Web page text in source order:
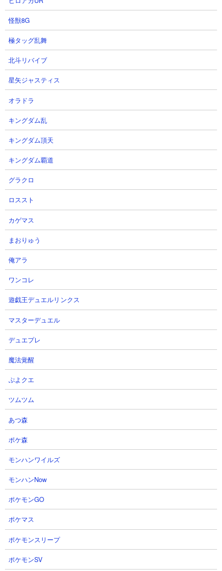
２．ワルプルギスの夜 舞台装置の魔女 XX周目 コ
ラボキャラでサクッと攻略
【出撃メンバー】
【攻略概要】
ラーとコラボキャラを使った正攻法での攻略ですね。魔女キラー
を発動させて大狂乱ライオンで足止めし、佐倉杏子をぶつけるだ
けの簡単なお仕事。にゃんコンボの枠を余らせているので、より
クリアを盤石にする余白も残されています。
３．ワルプルギスの夜 舞台装置の魔女 XX周目 ゴ
ロにゃーんを使った放置攻略
【出撃メンバー】
【攻略概要】
「7 / しち」さんの攻略動画です。1周目からさまざまなパターン
のクリア方法を動画に収録してくれています、最後のXX周目で
ーんの無課金3種のみの編成でニャンピューター放置攻略。こんな
怪獣8G
極タッグ乱舞
北斗リバイブ
星矢ジャスティス
オラドラ
キングダム乱
キングダム頂天
キングダム覇道
グラクロ
ロススト
カゲマス
まおりゅう
俺アラ
ワンコレ
遊戯王デュエルリンクス
マスターデュエル
デュエプレ
魔法覚醒
ぷよクエ
ツムツム
あつ森
ポケ森
モンハンワイルズ
モンハンNow
ポケモンGO
ポケマス
ポケモンスリープ
ポケモンSV